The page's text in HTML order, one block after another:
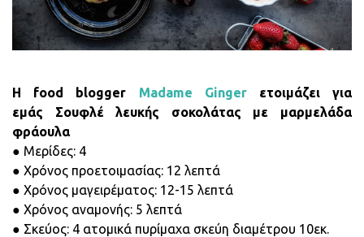
H food blogger Madame Gingerετοιμάζει για
εμάς Σουφλέ λευκής σοκολάτας με μαρμελάδα
φράουλα
● Μερίδες: 4
● Χρόνος προετοιμασίας: 12 λεπτά
● Χρόνος μαγειρέματος: 12-15 λεπτά
● Χρόνος αναμονής: 5 λεπτά
● Σκεύος: 4 ατομικά πυρίμαχα σκεύη διαμέτρου 10εκ.